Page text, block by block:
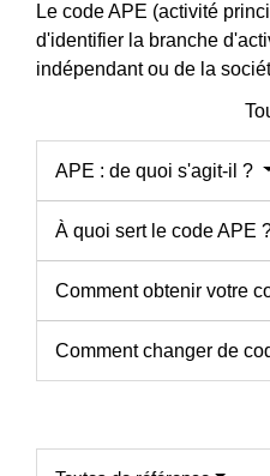
Le code APE (activité
d'identifier la branche
indépendant ou de la
APE : de quoi s'agit-il ?
À quoi sert le code APE
Comment obtenir votre
Comment changer de